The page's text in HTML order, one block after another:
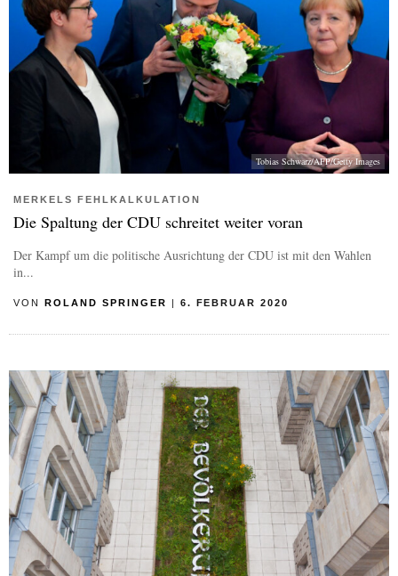
Tobias Schwarz/AFP/Getty Images
MERKELS FEHLKALKULATION
Die Spaltung der CDU schreitet weiter voran
Der Kampf um die politische Ausrichtung der CDU ist mit den Wahlen
in...
VON ROLAND SPRINGER 6. FEBRUAR 2020